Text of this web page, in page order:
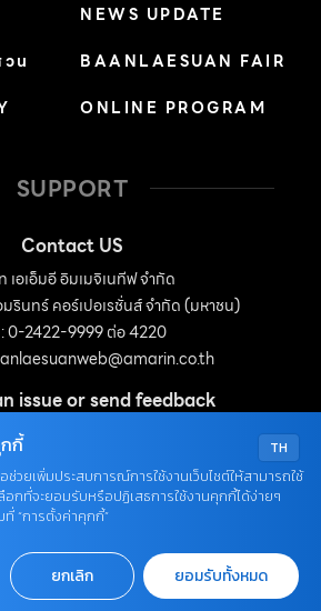
น
NEWS UPDATE
BAANLAESUAN FAIR
ONLINE PROGRAM
SUPPORT
Contact US
เอเอ็มอี อิมเมจิเนทีฟ จำกัด
รินทร์ คอร์เปอเรชั่นส์ จำกัด (มหาชน)
: 0-2422-9999 ต่อ 4220
issue or send feedback
0-2422-9999 ต่อ 4180
- ศุกร์ เวลา 09.00 - 18.00 น)
bdcx@amarin.co.th
Privacy Policy
OUR SOCIALS
TH
กี้
ช่วยเพิ่มประสบการณ์การใช้งานเว็บไซต์ให้สามารถใช้
กที่จะยอมรับหรือปฏิเสธการใช้งานคุกกี้ได้ง่ายๆ
ที่ “การตั้งค่าคุกกี้”
ยกเลิก ยอมรับทั้งหมด